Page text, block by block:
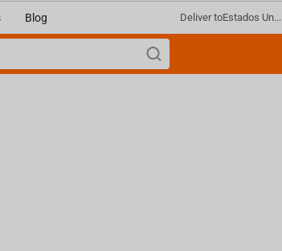
Blog Deliver toEstados Un...